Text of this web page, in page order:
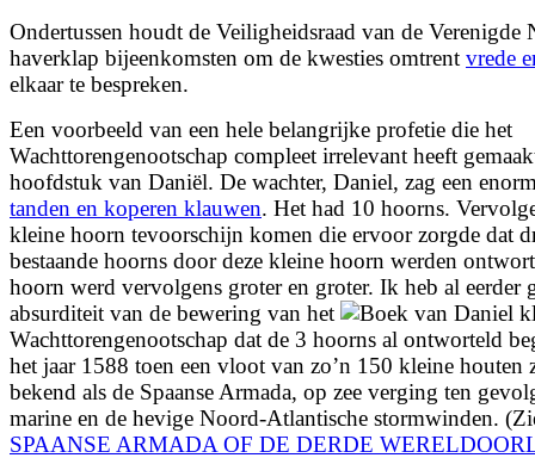
Ondertussen houdt de Veiligheidsraad van de Verenigde
haverklap bijeenkomsten om de kwesties omtrent vrede
elkaar te bespreken.
Een voorbeeld van een hele belangrijke profetie die het
Wachttorengenootschap compleet irrelevant heeft
hoofdstuk van Daniël. De wachter, Daniel, zag een
tanden en koperen klauwen. Het had 10 hoorns.
kleine hoorn tevoorschijn komen die ervoor zorgde dat
bestaande hoorns door deze kleine hoorn werden
hoorn werd vervolgens groter en groter. Ik heb al eerder
absurditeit van de bewering van het
Wachttorengenootschap dat de 3 hoorns al ontworteld
het jaar 1588 toen een vloot van zo’n 150 kleine houten
bekend als de Spaanse Armada, op zee verging ten
marine en de hevige Noord-Atlantische stormwinden.
SPAANSE ARMADA OF DE DERDE